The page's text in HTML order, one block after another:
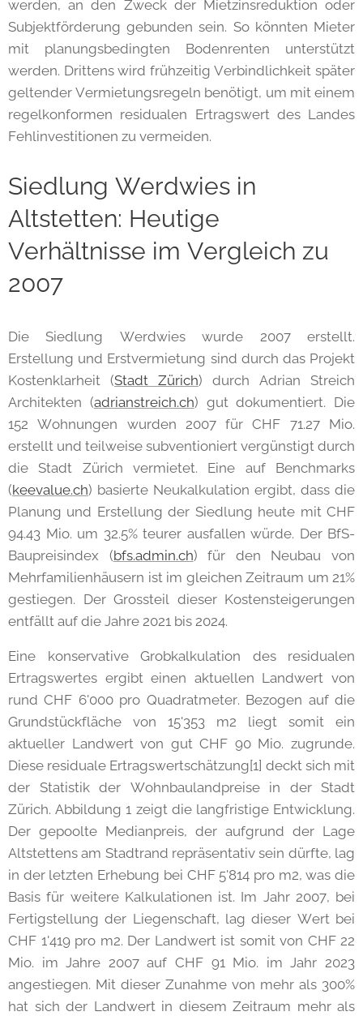
werden, an den Zweck der Mietzinsreduktion oder
Subjektförderung gebunden sein. So könnten Mieter
mit planungsbedingten Bodenrenten unterstützt
werden. Drittens wird frühzeitig Verbindlichkeit später
geltender Vermietungsregeln benötigt, um mit einem
regelkonformen residualen Ertragswert des Landes
Fehlinvestitionen zu vermeiden.
Siedlung Werdwies in
Altstetten: Heutige
Verhältnisse im Vergleich zu
2007
Die Siedlung Werdwies wurde 2007 erstellt.
Erstellung und Erstvermietung sind durch das Projekt
Kostenklarheit (Stadt Zürich) durch Adrian Streich
Architekten (adrianstreich.ch) gut dokumentiert. Die
152 Wohnungen wurden 2007 für CHF 71.27 Mio.
erstellt und teilweise subventioniert vergünstigt durch
die Stadt Zürich vermietet. Eine auf Benchmarks
(keevalue.ch) basierte Neukalkulation ergibt, dass die
Planung und Erstellung der Siedlung heute mit CHF
94.43 Mio. um 32.5% teurer ausfallen würde. Der BfS-
Baupreisindex (bfs.admin.ch) für den Neubau von
Mehrfamilienhäusern ist im gleichen Zeitraum um 21%
gestiegen. Der Grossteil dieser Kostensteigerungen
entfällt auf die Jahre 2021 bis 2024.
Eine konservative Grobkalkulation des residualen
Ertragswertes ergibt einen aktuellen Landwert von
rund CHF 6'000 pro Quadratmeter. Bezogen auf die
Grundstückfläche von 15'353 m2 liegt somit ein
aktueller Landwert von gut CHF 90 Mio. zugrunde.
Diese residuale Ertragswertschätzung[1] deckt sich mit
der Statistik der Wohnbaulandpreise in der Stadt
Zürich. Abbildung 1 zeigt die langfristige Entwicklung.
Der gepoolte Medianpreis, der aufgrund der Lage
Altstettens am Stadtrand repräsentativ sein dürfte, lag
in der letzten Erhebung bei CHF 5'814 pro m2, was die
Basis für weitere Kalkulationen ist. Im Jahr 2007, bei
Fertigstellung der Liegenschaft, lag dieser Wert bei
CHF 1'419 pro m2. Der Landwert ist somit von CHF 22
Mio. im Jahre 2007 auf CHF 91 Mio. im Jahr 2023
angestiegen. Mit dieser Zunahme von mehr als 300%
hat sich der Landwert in diesem Zeitraum mehr als